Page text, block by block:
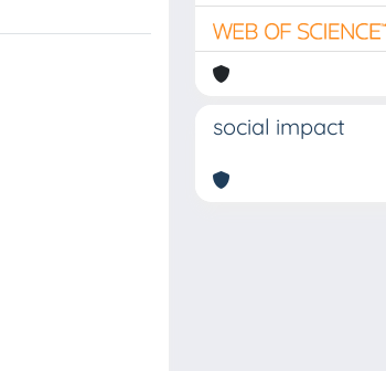
social impact